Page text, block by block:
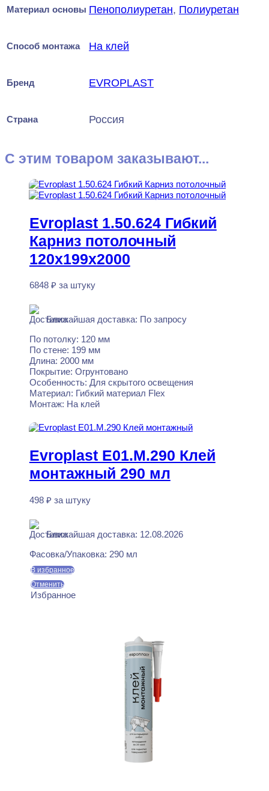
Материал основы Пенополиуретан, Полиуретан
Способ монтажа На клей
Бренд EVROPLAST
Страна Россия
С этим товаром заказывают...
Evroplast 1.50.624 Гибкий
Карниз потолочный
120x199x2000
6848 ₽ за штуку
Ближайшая доставка: По запросу
По потолку: 120 мм
По стене: 199 мм
Длина: 2000 мм
Покрытие: Огрунтовано
Особенность: Для скрытого освещения
Материал: Гибкий материал Flex
Монтаж: На клей
Evroplast E01.M.290 Клей
монтажный 290 мл
498 ₽ за штуку
Ближайшая доставка: 12.08.2026
Фасовка/Упаковка: 290 мл
В избранное
Отменить
Избранное